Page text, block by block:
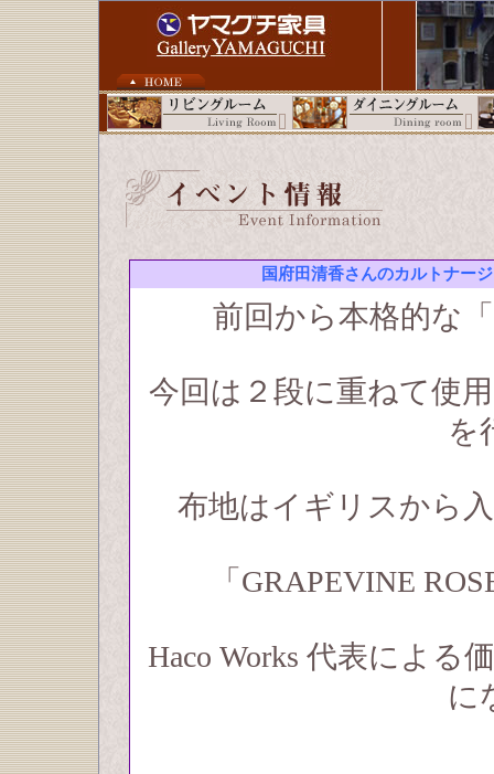
国府田清香さんのカルトナ
前回から本格的な
今回は２段に重ねて使
を
布地はイギリスから
「GRAPEVINE
Haco Works 代表による
に